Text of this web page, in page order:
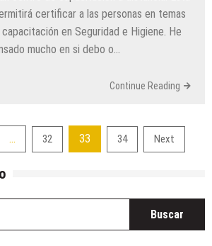
certificar a las personas en temas
en Seguridad e Higiene. He
mucho en si debo o…
Continue Reading
… 32 33 34 Next